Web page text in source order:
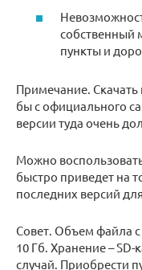
собственный
пункты и
Примечание.
бы с официального
версии туда очень
Можно
быстро приведет на
последних версий
Совет. Объем файла с
10 Гб. Хранение –
случай. Приобрести